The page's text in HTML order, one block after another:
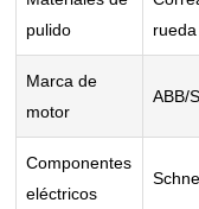
pulido
Marca de
motor
ABB/
Componentes
eléctricos